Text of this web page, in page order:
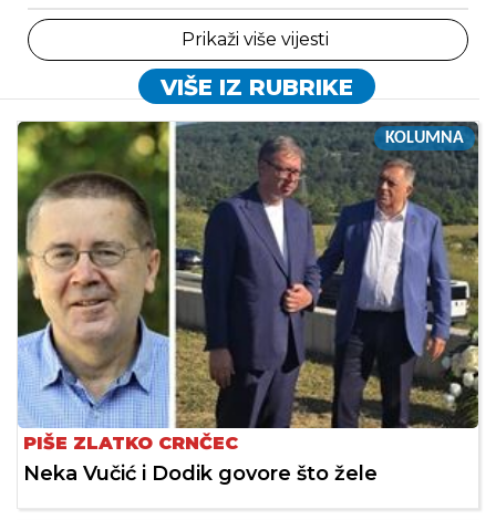
Prikaži više vijesti
VIŠE IZ RUBRIKE
KOLUMNA
PIŠE ZLATKO CRNČEC
Neka Vučić i Dodik govore što žele